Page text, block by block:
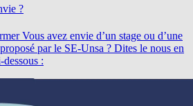
?
Vous avez envie d’un stage ou d’une
par le SE-Unsa ? Dites le nous en
: